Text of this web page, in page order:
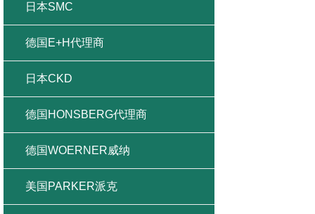
日本SMC
德国E+H代理商
日本CKD
德国HONSBERG代理商
德国WOERNER威纳
美国PARKER派克